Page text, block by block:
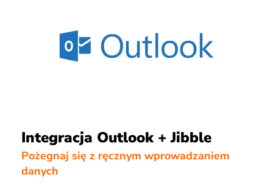
Integracja Outlook + Jibble
Pożegnaj się z ręcznym wprowadzaniem
danych